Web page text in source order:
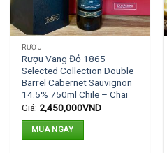
RƯỢU
Rượu Vang Đỏ 1865
Selected Collection Double
Barrel Cabernet Sauvignon
14.5% 750ml Chile – Chai
Giá: 2,450,000VND
MUA NGAY